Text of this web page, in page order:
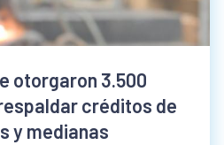
otorgaron 3.500
créditos de
y medianas